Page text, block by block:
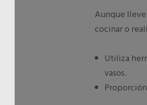
Aunque
cocinar o
Utiliza
vasos.